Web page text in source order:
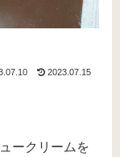
2023.07.15
ークリームを